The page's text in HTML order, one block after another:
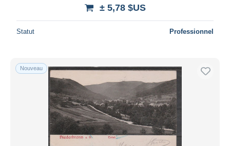
± 5,78 $US
Statut Professionnel
Nouveau